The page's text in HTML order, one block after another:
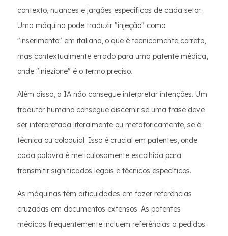
contexto, nuances e jargões específicos de cada setor.
Uma máquina pode traduzir "injeção" como
"inserimento" em italiano, o que é tecnicamente correto,
mas contextualmente errado para uma patente médica,
onde "iniezione" é o termo preciso.
Além disso, a IA não consegue interpretar intenções. Um
tradutor humano consegue discernir se uma frase deve
ser interpretada literalmente ou metaforicamente, se é
técnica ou coloquial. Isso é crucial em patentes, onde
cada palavra é meticulosamente escolhida para
transmitir significados legais e técnicos específicos.
As máquinas têm dificuldades em fazer referências
cruzadas em documentos extensos. As patentes
médicas frequentemente incluem referências a pedidos